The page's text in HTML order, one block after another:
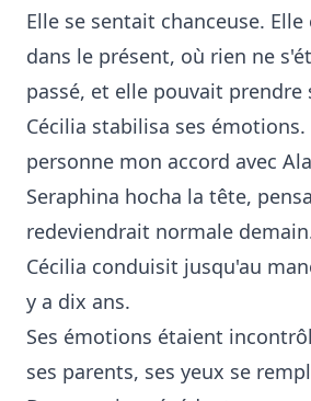
Elle se sentait chanceuse.
dans le présent, où rien ne
passé, et elle pouvait prendre
Cécilia stabilisa ses émotions.
personne mon accord avec
Seraphina hocha la tête,
redeviendrait normale
Cécilia conduisit jusqu'au
y a dix ans.
Ses émotions étaient
ses parents, ses yeux se